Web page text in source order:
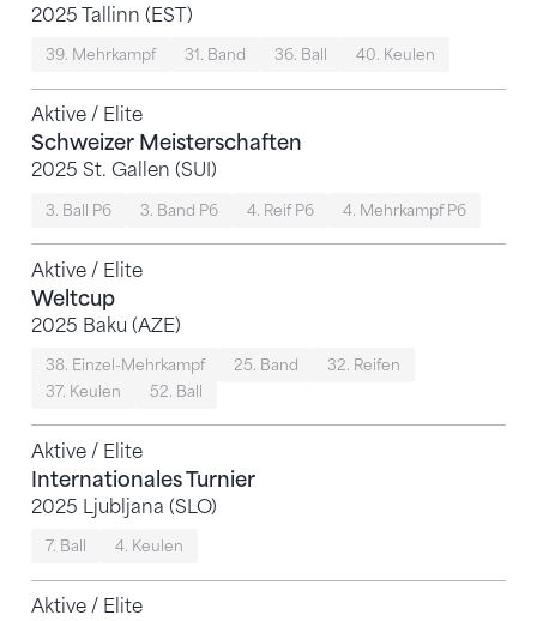
2025 Tallinn (EST)
39. Mehrkampf 31. Band 36. Ball 40. Keulen
Aktive / Elite
Schweizer Meisterschaften
2025 St. Gallen (SUI)
3. Ball P6 3. Band P6 4. Reif P6 4. Mehrkampf P6
Aktive / Elite
Weltcup
2025 Baku (AZE)
38. Einzel-Mehrkampf 25. Band
32. Reifen
37. Keulen
52. Ball
Aktive / Elite
Internationales Turnier
2025 Ljubljana (SLO)
7. Ball 4. Keulen
Aktive / Elite